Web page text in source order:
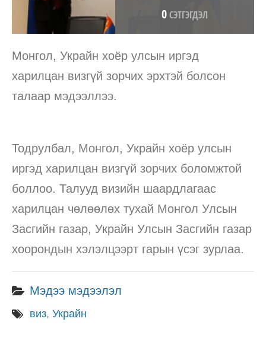
0СЭТГЭГДЭЛ
Монгол, Украйн хоёр улсын иргэд
харилцан визгүй зорчих эрхтэй болсон
талаар мэдээллээ.
Тодрулбал, Монгол, Украйн хоёр улсын
иргэд харилцан визгүй зорчих боломжтой
боллоо. Талууд визийн шаардлагаас
харилцан чөлөөлөх тухай Монгол Улсын
Засгийн газар, Украйн Улсын Засгийн газар
хоорондын хэлэлцээрт гарын үсэг зурлаа.
Мэдээ мэдээлэл
виз, Украйн